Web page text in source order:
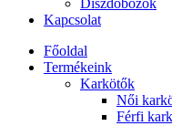
Díszdobozok
Kapcsolat
Főoldal
Termékeink
Karkötők
Női
Férfi